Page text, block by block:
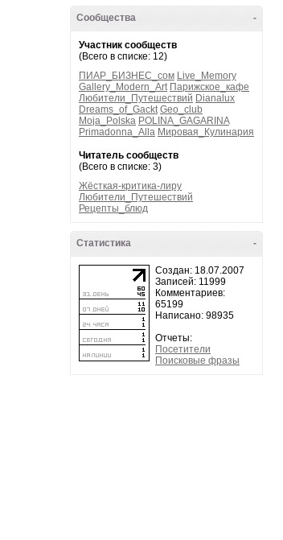
-
Сообщества
Участник сообществ
(Всего в списке: 12)
ПИАР_БИЗНЕС_сом Live_Memory
Gallery_Modern_Art Парижское_кафе
Любители_Путешествий Dianalux
Dreams_of_Gackt Geo_club
Moja_Polska POLINA_GAGARINA
Primadonna_Alla Мировая_Кулинария
Читатель сообществ
(Всего в списке: 3)
Жёсткая-критика-лиру
Любители_Путешествий
Рецепты_блюд
-
Статистика
Создан: 18.07.2007
Записей: 11999
Комментариев:
65199
Написано: 98935
Отчеты:
Посетители
Поисковые фразы